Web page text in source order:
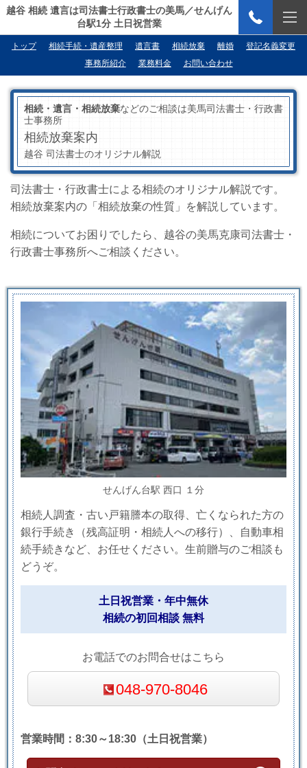
越谷 相続 遺言は司法書士行政書士の美馬／せんげん
台駅1分 土日祝営業
トップ 相続手続・遺産整理 遺言書 相続放棄 離婚
登記名義変更
事務所紹介
業務料金 お問い合わせ
相続・遺言・相続放棄などのご相談は美馬司法書士・行政書
士事務所
相続放棄案内
越谷 司法書士のオリジナル解説
司法書士・行政書士による相続のオリジナル解説です。
相続放棄案内の「相続放棄の性質」を解説しています。
相続についてお困りでしたら、越谷の美馬克康司法書士・
行政書士事務所へご相談ください。
せんげん台駅 西口 １分
相続人調査・古い戸籍謄本の取得、亡くなられた方の
銀行手続き（残高証明・相続人への移行）、自動車相
続手続きなど、お任せください。生前贈与のご相談も
どうぞ。
土日祝営業・年中無休
相続の初回相談 無料
お電話でのお問合せはこちら
048-970-8046
営業時間：8:30～18:30（土日祝営業）